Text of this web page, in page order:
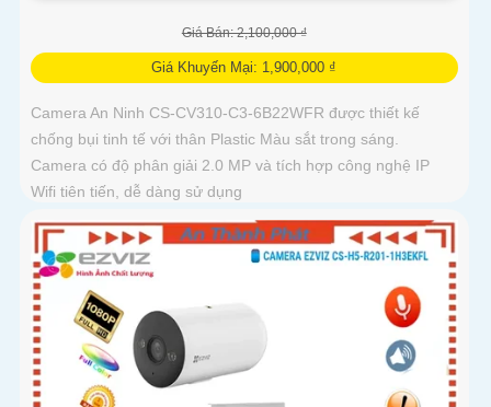
Giá Bán: 2,100,000 ₫
Giá Khuyến Mại: 1,900,000 ₫
Camera An Ninh CS-CV310-C3-6B22WFR được thiết kế
chống bụi tinh tế với thân Plastic Màu sắt trong sáng.
Camera có độ phân giải 2.0 MP và tích hợp công nghệ IP
Wifi tiên tiến, dễ dàng sử dụng